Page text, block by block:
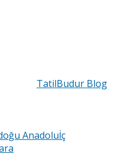
TatilBudur Blog
Anadoluİç